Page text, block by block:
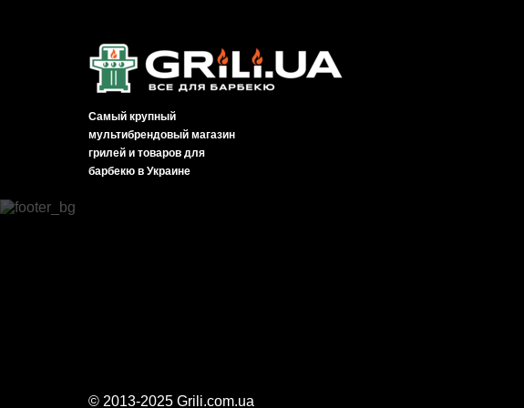
Самый крупный
мультибрендовый магазин
грилей и товаров для
барбекю в Украине
© 2013-2025 Grili.com.ua